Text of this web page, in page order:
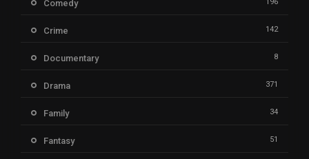
Comedy
Crime 142
Documentary 8
Drama 371
Family 34
Fantasy 51